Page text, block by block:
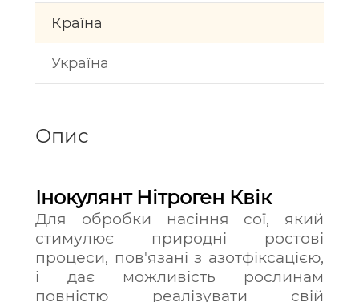
Країна
Україна
Опис
Інокулянт Нітроген Квік
Для обробки насіння сої, який
стимулює природні ростові
процеси, пов'язані з азотфіксацією,
і дає можливість рослинам
повністю реалізувати свій